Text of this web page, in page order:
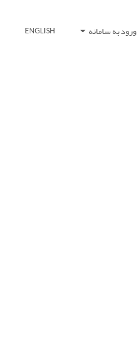
ورود به سامانه ENGLISH